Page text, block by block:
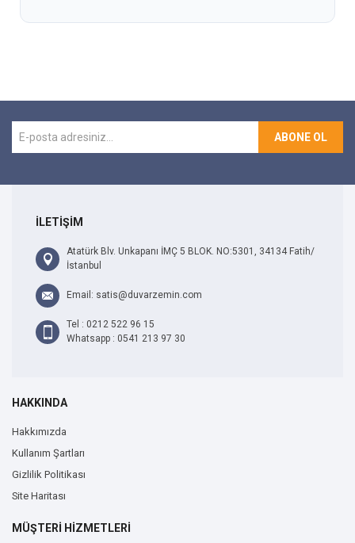
ABONE OL
İLETİŞİM
Atatürk Blv. Unkapanı İMÇ 5 BLOK. NO:5301, 34134 Fatih/
İstanbul
Email: satis@duvarzemin.com
Tel : 0212 522 96 15
Whatsapp : 0541 213 97 30
HAKKINDA
Hakkımızda
Kullanım Şartları
Gizlilik Politikası
Site Haritası
MÜŞTERİ HİZMETLERİ